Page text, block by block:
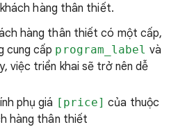
hàng thân thiết.
hàng thân thiết có một cấp,
cung cấp program_label và
việc triển khai sẽ trở nên dễ
phụ giá [price] của thuộc
hàng thân thiết